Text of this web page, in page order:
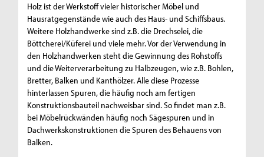
Holz ist der Werkstoff vieler historischer Möbel und
Hausratgegenstände wie auch des Haus- und Schiffsbaus.
Weitere Holzhandwerke sind z.B. die Drechselei, die
Böttcherei/Küferei und viele mehr. Vor der Verwendung in
den Holzhandwerken steht die Gewinnung des Rohstoffs
und die Weiterverarbeitung zu Halbzeugen, wie z.B. Bohlen,
Bretter, Balken und Kanthölzer. Alle diese Prozesse
hinterlassen Spuren, die häufig noch am fertigen
Konstruktionsbauteil nachweisbar sind. So findet man z.B.
bei Möbelrückwänden häufig noch Sägespuren und in
Dachwerkskonstruktionen die Spuren des Behauens von
Balken.